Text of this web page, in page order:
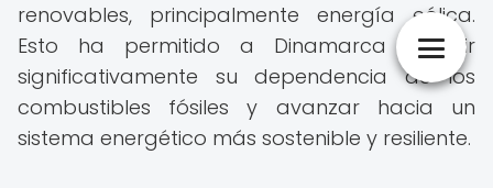
renovables, principalmente energía eólica.
Esto ha permitido a Dinamarca reducir
significativamente su dependencia de los
combustibles fósiles y avanzar hacia un
sistema energético más sostenible y resiliente.